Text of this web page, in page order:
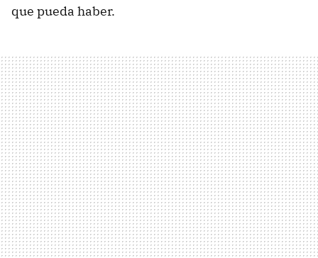
que pueda haber.